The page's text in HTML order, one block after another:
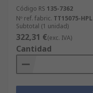
Código RS 135-7362
Nº ref. fabric. TT15075-HPL
Subtotal (1 unidad)
322,31 €(exc. IVA)
Cantidad